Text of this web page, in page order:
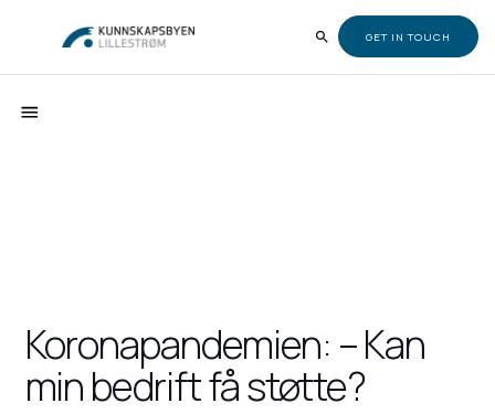
GET IN TOUCH
Koronapandemien: – Kan
min bedrift få støtte?